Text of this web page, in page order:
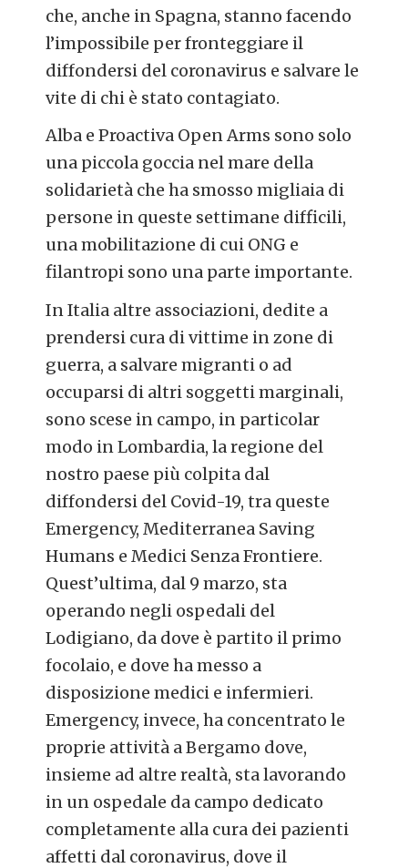
che, anche in Spagna, stanno facendo
l’impossibile per fronteggiare il
diffondersi del coronavirus e salvare le
vite di chi è stato contagiato.
Alba e Proactiva Open Arms sono solo
una piccola goccia nel mare della
solidarietà che ha smosso migliaia di
persone in queste settimane difficili,
una mobilitazione di cui ONG e
filantropi sono una parte importante.
In Italia altre associazioni, dedite a
prendersi cura di vittime in zone di
guerra, a salvare migranti o ad
occuparsi di altri soggetti marginali,
sono scese in campo, in particolar
modo in Lombardia, la regione del
nostro paese più colpita dal
diffondersi del Covid-19, tra queste
Emergency, Mediterranea Saving
Humans e Medici Senza Frontiere.
Quest’ultima, dal 9 marzo, sta
operando negli ospedali del
Lodigiano, da dove è partito il primo
focolaio, e dove ha messo a
disposizione medici e infermieri.
Emergency, invece, ha concentrato le
proprie attività a Bergamo dove,
insieme ad altre realtà, sta lavorando
in un ospedale da campo dedicato
completamente alla cura dei pazienti
affetti dal coronavirus, dove il